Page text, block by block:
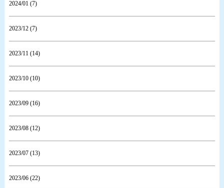
2024/01 (7)
2023/12 (7)
2023/11 (14)
2023/10 (10)
2023/09 (16)
2023/08 (12)
2023/07 (13)
2023/06 (22)